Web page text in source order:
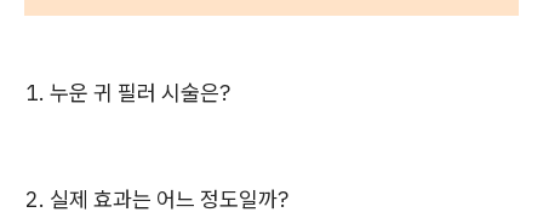
1. 누운 귀 필러 시술은?
2. 실제 효과는 어느 정도일까?